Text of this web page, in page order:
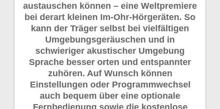
austauschen können – eine Weltpremiere
bei derart kleinen Im-Ohr-Hörgeräten. So
kann der Träger selbst bei vielfältigen
Umgebungsgeräuschen und in
schwieriger akustischer Umgebung
Sprache besser orten und entspannter
zuhören. Auf Wunsch können
Einstellungen oder Programmwechsel
auch bequem über eine optionale
Fernbedienung sowie die kostenlose